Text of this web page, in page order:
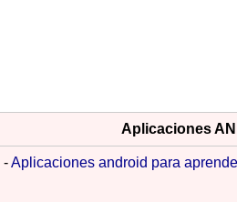
Aplicaciones
-Aplicaciones android para